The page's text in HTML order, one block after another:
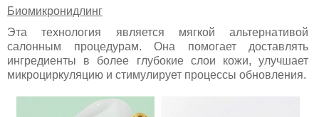
Биомикронидлинг
Эта технология является мягкой альтернативой
салонным процедурам. Она помогает доставлять
ингредиенты в более глубокие слои кожи, улучшает
микроциркуляцию и стимулирует процессы обновления.